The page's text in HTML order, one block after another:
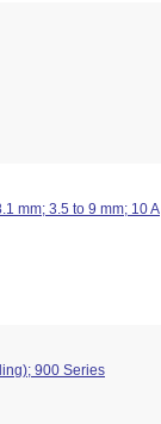
mm; 3.5 to 9 mm; 10 A
900 Series